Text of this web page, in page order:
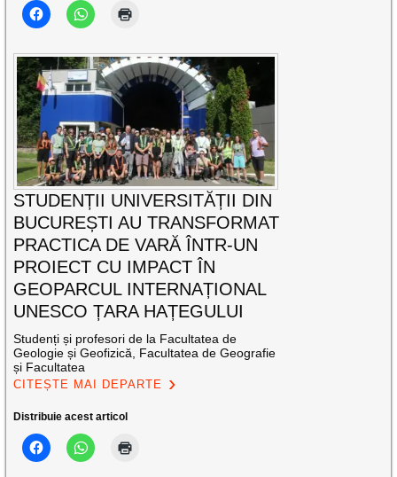
STUDENȚII UNIVERSITĂȚII DIN
BUCUREȘTI AU TRANSFORMAT
PRACTICA DE VARĂ ÎNTR-UN
PROIECT CU IMPACT ÎN
GEOPARCUL INTERNAȚIONAL
UNESCO ȚARA HAȚEGULUI
Studenți și profesori de la Facultatea de
Geologie și Geofizică, Facultatea de Geografie
și Facultatea
CITEȘTE MAI DEPARTE
Distribuie acest articol